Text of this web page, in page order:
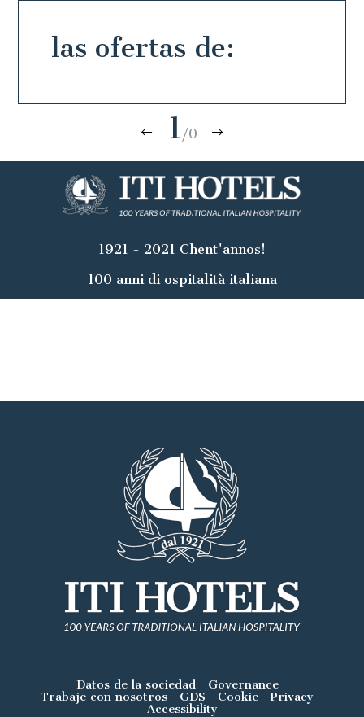
las ofertas de:
1 /0
1921 - 2021 Chent'annos!
100 anni di ospitalità italiana
Datos de la sociedad
Governance
Trabaje con nosotros
GDS Cookie
Privacy
Accessibility